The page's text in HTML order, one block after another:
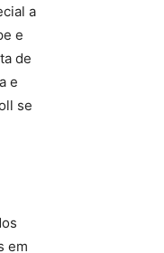
a
e
de
e
se
em